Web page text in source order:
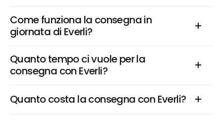
Come funziona la consegna in
giornata di Everli?
Quanto tempo ci vuole per la
consegna con Everli?
Quanto costa la consegna con Everli?